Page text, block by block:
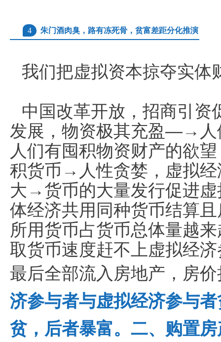
4 朱门酒肉臭，路有冻死骨，贫富差距分化推演
我们把虚拟资本掠夺实体
中国改革开放，招商引
发展，物资极其充盈—→
人们有囤积物资财产的欲
积货币→人性贪婪，虚拟
大→货币的大量发行促进
体经济共用同种货币结算
所用货币占货币总体量越
取货币速度赶不上虚拟经
最后全部流入房地产，房
济参与者与虚拟经济参与
贫，后者暴富。二、购置